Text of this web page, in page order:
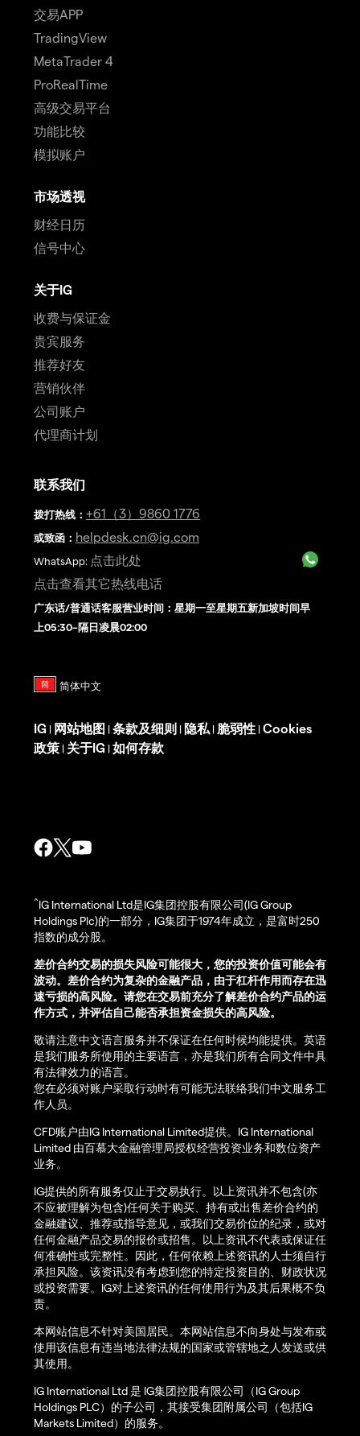
交易APP
TradingView
MetaTrader 4
ProRealTime
高级交易平台
功能比较
模拟账户
市场透视
财经日历
信号中心
关于IG
收费与保证金
贵宾服务
推荐好友
营销伙伴
公司账户
代理商计划
联系我们
拨打热线 ： +61（3）9860 1776
或致函： helpdesk.cn@ig.com
WhatsApp: 点击此处
点击查看其它热线电话
广东话/普通话客服营业时间：星期一至星期五新加坡时间早
上05:30–隔日凌晨02:00
IG | 网站地图 | 条款及细则 | 隐私 | 脆弱性 | Cookies
政策 | 关于IG | 如何存款
^IG International Ltd是IG集团控股有限公司(IG Group
Holdings Plc)的一部分，IG集团于1974年成立，是富时250
指数的成分股。
差价合约交易的损失风险可能很大，您的投资价值可能会有
波动。差价合约为复杂的金融产品，由于杠杆作用而存在迅
速亏损的高风险。请您在交易前充分了解差价合约产品的运
作方式，并评估自己能否承担资金损失的高风险。
敬请注意中文语言服务并不保证在任何时候均能提供。英语
是我们服务所使用的主要语言，亦是我们所有合同文件中具
有法律效力的语言。
您在必须对账户采取行动时有可能无法联络我们中文服务工
作人员。
CFD账户由IG International Limited提供。IG International
Limited 由百慕大金融管理局授权经营投资业务和数位资产
业务。
IG提供的所有服务仅止于交易执行。以上资讯并不包含(亦
不应被理解为包含)任何关于购买、持有或出售差价合约的
金融建议、推荐或指导意见，或我们交易价位的纪录，或对
任何金融产品交易的报价或招售。以上资讯不代表或保证任
何准确性或完整性。因此，任何依赖上述资讯的人士须自行
承担风险。该资讯没有考虑到您的特定投资目的、财政状况
或投资需要。IG对上述资讯的任何使用行为及其后果概不负
责。
本网站信息不针对美国居民。本网站信息不向身处与发布或
使用该信息有违当地法律法规的国家或管辖地之人发送或供
其使用。
IG International Ltd 是 IG集团控股有限公司（IG Group
Holdings PLC）的子公司，其接受集团附属公司（包括IG
Markets Limited）的服务。